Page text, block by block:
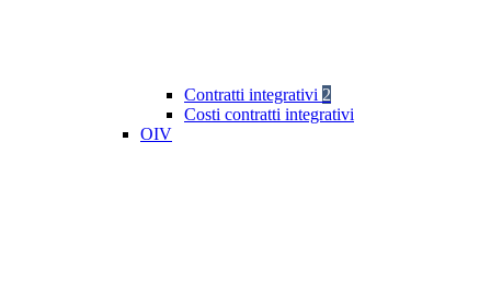
Contratti integrativi 2
Costi contratti integrativi
OIV